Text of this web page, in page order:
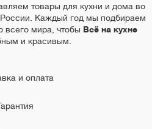
товары для кухни и дома во
Каждый год мы подбираем
всего мира, чтобы Всё на кухне
и красивым.
и оплата